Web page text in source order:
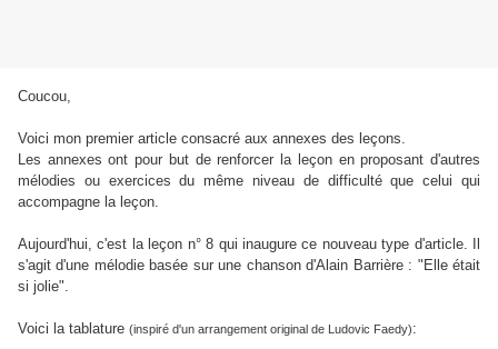
Coucou,
Voici mon premier article consacré aux annexes des leçons.
Les annexes ont pour but de renforcer la leçon en proposant d'autres
mélodies ou exercices du même niveau de difficulté que celui qui
accompagne la leçon.
Aujourd'hui, c'est la leçon n° 8 qui inaugure ce nouveau type d'article. Il
s'agit d'une mélodie basée sur une chanson d'Alain Barrière : "Elle était
si jolie".
Voici la tablature (inspiré d'un arrangement original de Ludovic Faedy):